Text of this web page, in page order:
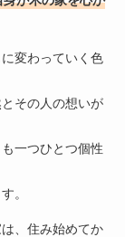
変わっていく色
その人の想いが
一つひとつ個性
。
、住み始めてか